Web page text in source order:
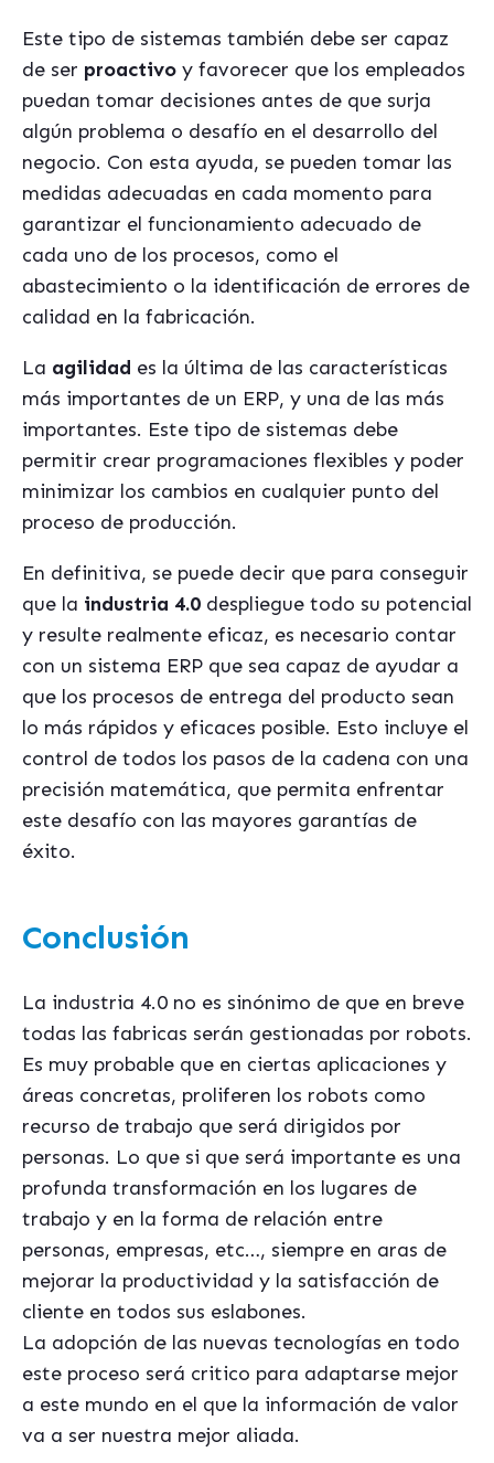
Este tipo de sistemas también debe ser capaz
de ser proactivo y favorecer que los empleados
puedan tomar decisiones antes de que surja
algún problema o desafío en el desarrollo del
negocio. Con esta ayuda, se pueden tomar las
medidas adecuadas en cada momento para
garantizar el funcionamiento adecuado de
cada uno de los procesos, como el
abastecimiento o la identificación de errores de
calidad en la fabricación.
La agilidad es la última de las características
más importantes de un ERP, y una de las más
importantes. Este tipo de sistemas debe
permitir crear programaciones flexibles y poder
minimizar los cambios en cualquier punto del
proceso de producción.
En definitiva, se puede decir que para conseguir
que la industria 4.0 despliegue todo su potencial
y resulte realmente eficaz, es necesario contar
con un sistema ERP que sea capaz de ayudar a
que los procesos de entrega del producto sean
lo más rápidos y eficaces posible. Esto incluye el
control de todos los pasos de la cadena con una
precisión matemática, que permita enfrentar
este desafío con las mayores garantías de
éxito.
Conclusión
La industria 4.0 no es sinónimo de que en breve
todas las fabricas serán gestionadas por robots.
Es muy probable que en ciertas aplicaciones y
áreas concretas, proliferen los robots como
recurso de trabajo que será dirigidos por
personas. Lo que si que será importante es una
profunda transformación en los lugares de
trabajo y en la forma de relación entre
personas, empresas, etc…, siempre en aras de
mejorar la productividad y la satisfacción de
cliente en todos sus eslabones.
La adopción de las nuevas tecnologías en todo
este proceso será critico para adaptarse mejor
a este mundo en el que la información de valor
va a ser nuestra mejor aliada.